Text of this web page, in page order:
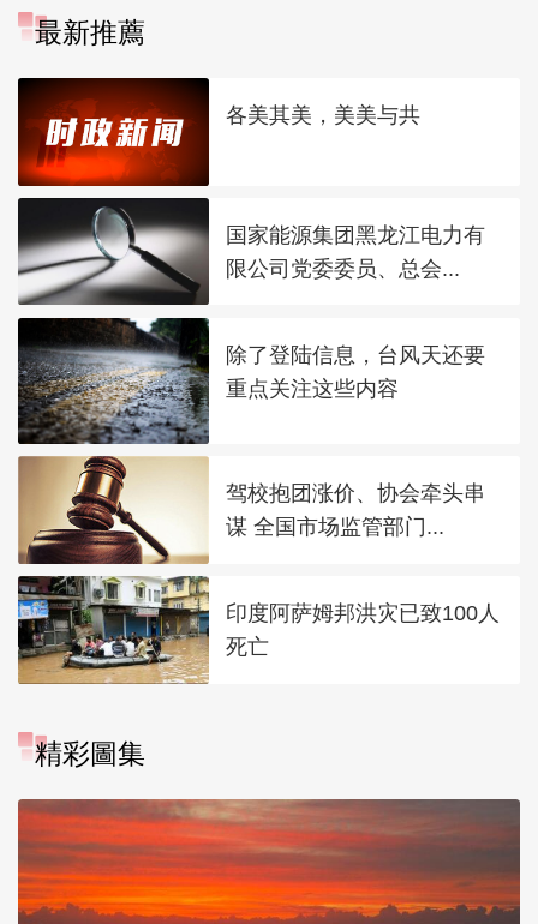
最新推薦
各美其美，美美与共
国家能源集团黑龙江电力有
限公司党委委员、总会...
除了登陆信息，台风天还要
重点关注这些内容
驾校抱团涨价、协会牵头串
谋 全国市场监管部门...
印度阿萨姆邦洪灾已致100人
死亡
精彩圖集